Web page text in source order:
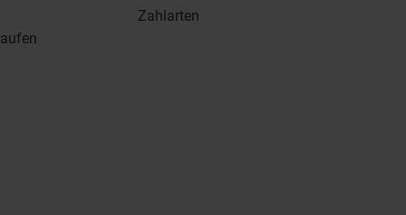
Zahlarten